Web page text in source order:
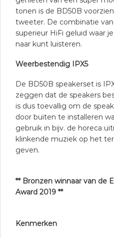
tonen is de BD50B
tweeter. De combinatie
superieur HiFi geluid waar
naar kunt luisteren.
Weerbestendig IPX5
De BD50B speakerset is
zeggen dat de speakers
is dus toevallig om de
door buiten te installeren
gebruik in bijv. de horeca
klinkende muziek op het
geven.
** Bronzen winnaar van de
Award 2019 **
Kenmerken